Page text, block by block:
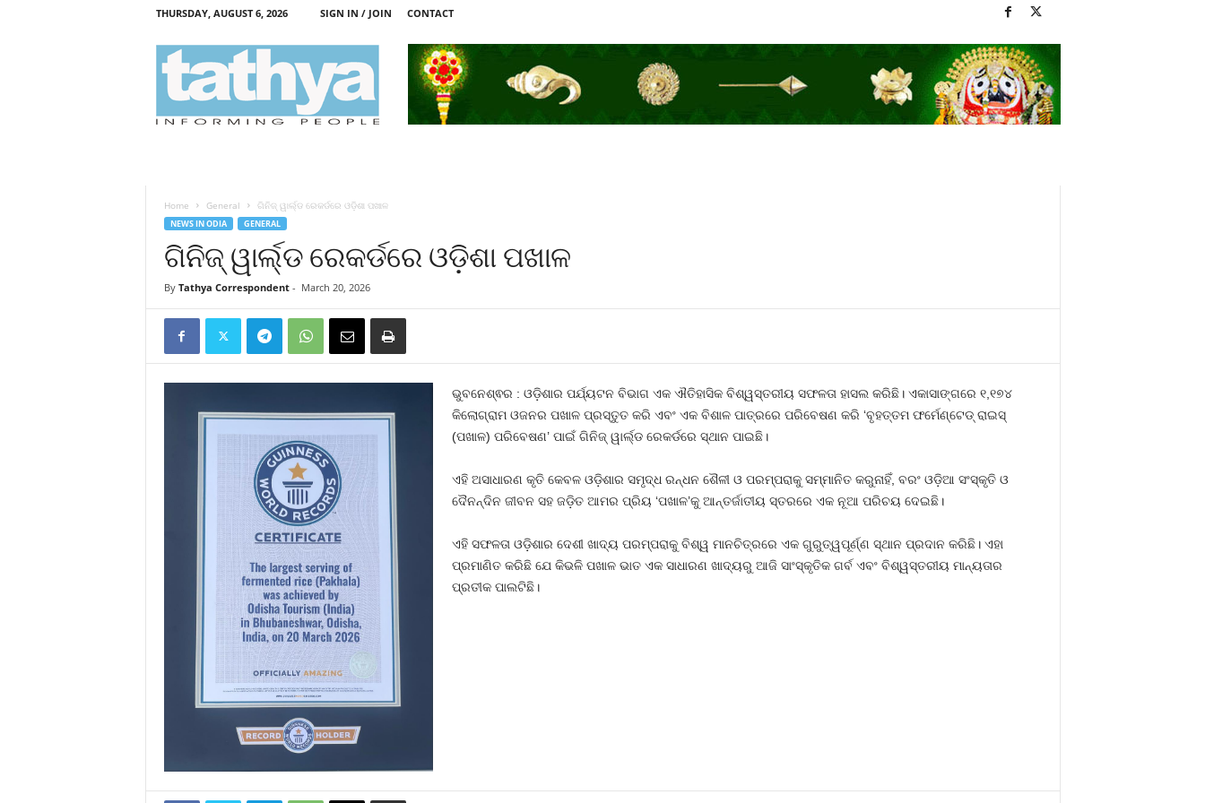
THURSDAY, AUGUST 6, 2026 SIGN IN / JOIN CONTACT
Home General ଗିନିଜ୍ ୱାର୍ଲ୍ଡ ରେକର୍ଡରେ ଓଡ଼ିଶା ପଖାଳ
NEWS IN ODIA GENERAL
ଗିନିଜ୍ ୱାର୍ଲ୍ଡ ରେକର୍ଡରେ ଓଡ଼ିଶା ପଖାଳ
By Tathya Correspondent- March 20, 2026
ଭୁବନେଶ୍ଵର : ଓଡ଼ିଶାର ପର୍ଯ୍ୟଟନ ବିଭାଗ ଏକ ଐତିହାସିକ ବିଶ୍ୱସ୍ତରୀୟ ସଫଳତା ହାସଲ କରିଛି। ଏକାସାଙ୍ଗରେ ୧,୧୭୪
କିଲୋଗ୍ରାମ ଓଜନର ପଖାଳ ପ୍ରସ୍ତୁତ କରି ଏବଂ ଏକ ବିଶାଳ ପାତ୍ରରେ ପରିବେଷଣ କରି ‘ବୃହତ୍ତମ ଫର୍ମେଣ୍ଟେଡ୍ ରାଇସ୍
(ପଖାଳ) ପରିବେଷଣ’ ପାଇଁ ଗିନିଜ୍ ୱାର୍ଲ୍ଡ ରେକର୍ଡରେ ସ୍ଥାନ ପାଇଛି।
ଏହି ଅସାଧାରଣ କୃତି କେବଳ ଓଡ଼ିଶାର ସମୃଦ୍ଧ ରନ୍ଧନ ଶୈଳୀ ଓ ପରମ୍ପରାକୁ ସମ୍ମାନିତ କରୁନାହିଁ, ବରଂ ଓଡ଼ିଆ ସଂସ୍କୃତି ଓ
ଦୈନନ୍ଦିନ ଜୀବନ ସହ ଜଡ଼ିତ ଆମର ପ୍ରିୟ ‘ପଖାଳ’କୁ ଆନ୍ତର୍ଜାତୀୟ ସ୍ତରରେ ଏକ ନୂଆ ପରିଚୟ ଦେଇଛି।
ଏହି ସଫଳତା ଓଡ଼ିଶାର ଦେଶୀ ଖାଦ୍ୟ ପରମ୍ପରାକୁ ବିଶ୍ୱ ମାନଚିତ୍ରରେ ଏକ ଗୁରୁତ୍ୱପୂର୍ଣ୍ଣ ସ୍ଥାନ ପ୍ରଦାନ କରିଛି। ଏହା
ପ୍ରମାଣିତ କରିଛି ଯେ କିଭଳି ପଖାଳ ଭାତ ଏକ ସାଧାରଣ ଖାଦ୍ୟରୁ ଆଜି ସାଂସ୍କୃତିକ ଗର୍ବ ଏବଂ ବିଶ୍ୱସ୍ତରୀୟ ମାନ୍ୟତାର
ପ୍ରତୀକ ପାଲଟିଛି।